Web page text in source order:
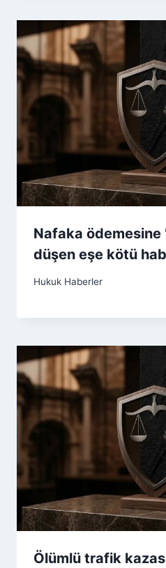
Nafaka ödemesine
düşen eşe kötü
Hukuk Haberler
Ölümlü trafik